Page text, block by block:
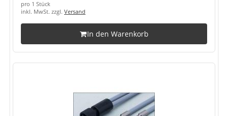
pro 1 Stück
inkl. MwSt. zzgl. Versand
In den Warenkorb